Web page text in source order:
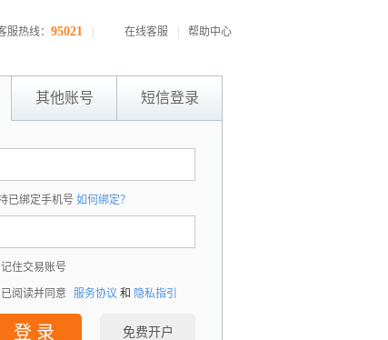
服热线： 95021 在线客服 帮助中心
其他账号 短信登录
已绑定手机号 如何绑定？
记住交易账号
已阅读并同意 服务协议 和 隐私指引
登 录 免费开户